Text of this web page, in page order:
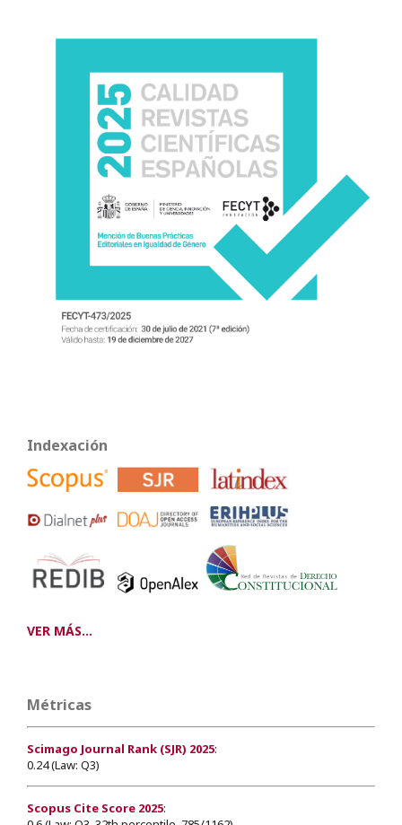
Indexación
VER MÁS...
Métricas
Scimago Journal Rank (SJR) 2025:
0.24 (Law: Q3)
Scopus Cite Score 2025: